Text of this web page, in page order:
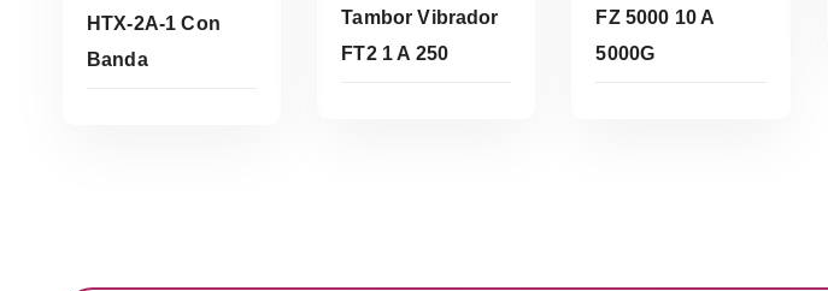
Leer Más
HTX-2A-1 Con
Banda
Tambor Vibrador
FT2 1 A 250
Leer Más
FZ 5000 10 A
5000G